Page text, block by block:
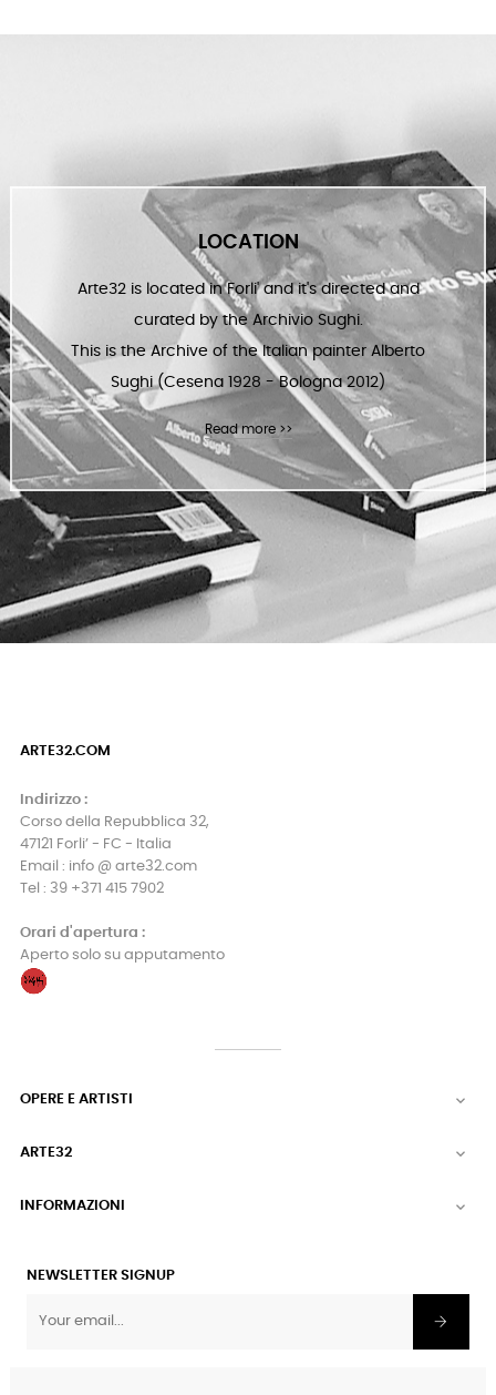
LOCATION
Arte32 is located in Forli' and it's directed and
curated by the Archivio Sughi.
This is the Archive of the Italian painter Alberto
Sughi (Cesena 1928 - Bologna 2012)
Read more >>
ARTE32.COM
Indirizzo :
Corso della Repubblica 32,
47121 Forli’ - FC - Italia
Email : info @ arte32.com
Tel : 39 +371 415 7902
Orari d'apertura :
Aperto solo su apputamento
OPERE E ARTISTI 
ARTE32 
INFORMAZIONI 
NEWSLETTER SIGNUP